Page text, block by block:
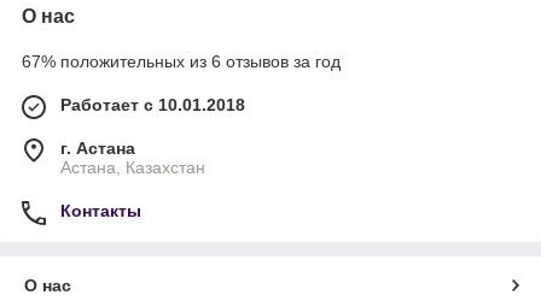
О нас
67% положительных из 6 отзывов за год
Работает с 10.01.2018
г. Астана
Астана, Казахстан
Контакты
О нас